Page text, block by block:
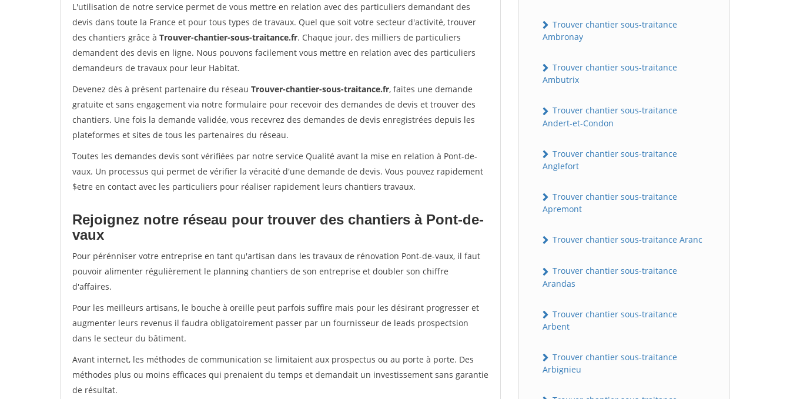
L'utilisation de notre service permet de vous mettre en relation avec des particuliers demandant des
devis dans toute la France et pour tous types de travaux. Quel que soit votre secteur d'activité, trouver
des chantiers grâce à Trouver-chantier-sous-traitance.fr. Chaque jour, des milliers de particuliers
demandent des devis en ligne. Nous pouvons facilement vous mettre en relation avec des particuliers
demandeurs de travaux pour leur Habitat.
Devenez dès à présent partenaire du réseau Trouver-chantier-sous-traitance.fr, faites une demande
gratuite et sans engagement via notre formulaire pour recevoir des demandes de devis et trouver des
chantiers. Une fois la demande validée, vous recevrez des demandes de devis enregistrées depuis les
plateformes et sites de tous les partenaires du réseau.
Toutes les demandes devis sont vérifiées par notre service Qualité avant la mise en relation à Pont-de-
vaux. Un processus qui permet de vérifier la véracité d'une demande de devis. Vous pouvez rapidement
$etre en contact avec les particuliers pour réaliser rapidement leurs chantiers travaux.
Rejoignez notre réseau pour trouver des chantiers à Pont-de-
vaux
Pour pérénniser votre entreprise en tant qu'artisan dans les travaux de rénovation Pont-de-vaux, il faut
pouvoir alimenter régulièrement le planning chantiers de son entreprise et doubler son chiffre
d'affaires.
Pour les meilleurs artisans, le bouche à oreille peut parfois suffire mais pour les désirant progresser et
augmenter leurs revenus il faudra obligatoirement passer par un fournisseur de leads prospectsion
dans le secteur du bâtiment.
Avant internet, les méthodes de communication se limitaient aux prospectus ou au porte à porte. Des
méthodes plus ou moins efficaces qui prenaient du temps et demandait un investissement sans garantie
de résultat.
Trouver chantier sous-traitance
Ambronay
Trouver chantier sous-traitance
Ambutrix
Trouver chantier sous-traitance
Andert-et-Condon
Trouver chantier sous-traitance
Anglefort
Trouver chantier sous-traitance
Apremont
Trouver chantier sous-traitance Aranc
Trouver chantier sous-traitance
Arandas
Trouver chantier sous-traitance
Arbent
Trouver chantier sous-traitance
Arbignieu